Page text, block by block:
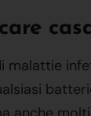
malattie